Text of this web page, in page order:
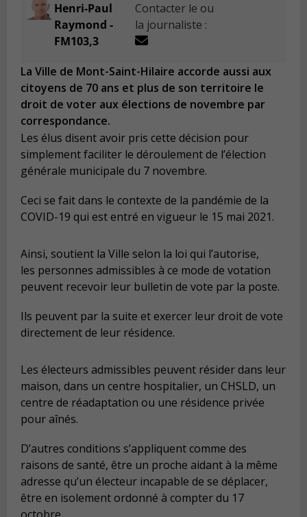
Henri-Paul
Raymond -
FM103,3
Contacter le ou
la journaliste :
La Ville de Mont-Saint-Hilaire accorde aussi aux
citoyens de 70 ans et plus de son territoire le
droit de voter aux élections de novembre par
correspondance.
Les élus disent avoir pris cette décision pour
simplement faciliter le déroulement de l’élection
générale municipale du 7 novembre.
Ceci se fait dans le contexte de la pandémie de la
COVID-19 qui est entré en vigueur le 15 mai 2021.
Ainsi, soutient la Ville selon la loi qui l’autorise,
les personnes admissibles à ce mode de votation
peuvent recevoir leur bulletin de vote par la poste.
Ils peuvent par la suite et exercer leur droit de vote
directement de leur résidence.
Les électeurs admissibles peuvent résider dans leur
maison, dans un centre hospitalier, un CHSLD, un
centre de réadaptation ou une résidence privée
pour aînés.
D’autres conditions s’appliquent comme des
raisons de santé, être un proche aidant à la même
adresse qu’un électeur incapable de se déplacer,
être en isolement ordonné à compter du 17